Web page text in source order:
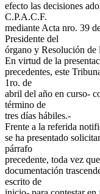
efecto las decisiones
C.P.A.C.F.
mediante Acta nro. 39
Presidente del
órgano y Resolución de
En virtud de la
precedentes, este
1ro. de
abril del año en curso-
término de
tres días hábiles.-
Frente a la referida
se ha presentado
párrafo
precedente, toda vez
documentación
escrito de